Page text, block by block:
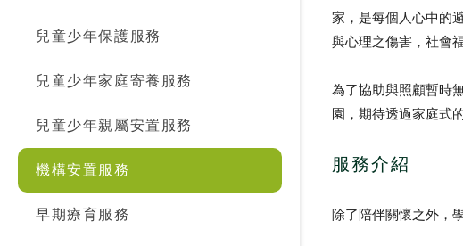
兒童少年保護服務
兒童少年家庭寄養服務
兒童少年親屬安置服務
機構安置服務
早期療育服務
家，是每個人心中的
與心理之傷害，社會
為了協助與照顧暫時
園，期待透過家庭式
服務介紹
除了陪伴關懷之外，